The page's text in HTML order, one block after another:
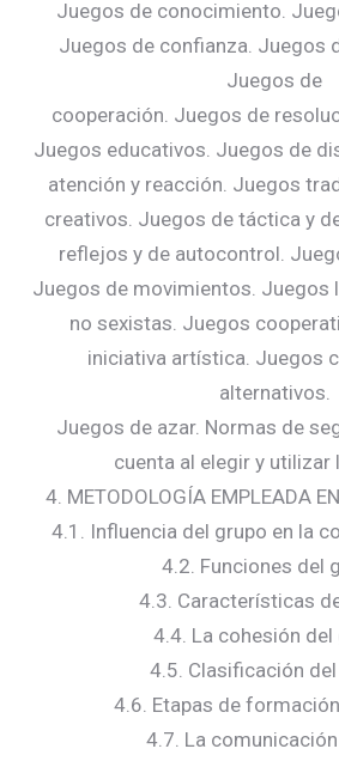
Juegos de conocimiento.
Juegos de confianza. Juegos
Juegos de
cooperación. Juegos de
Juegos educativos. Juegos de
atención y reacción. Juegos
creativos. Juegos de táctica y
reflejos y de autocontrol.
Juegos de movimientos. Juegos
no sexistas. Juegos
iniciativa artística. Juegos
alternativos.
Juegos de azar. Normas de
cuenta al elegir y utilizar
4. METODOLOGÍA EMPLEADA
4.1. Influencia del grupo en la
4.2. Funciones del
4.3. Características
4.4. La cohesión del
4.5. Clasificación
4.6. Etapas de
4.7. La